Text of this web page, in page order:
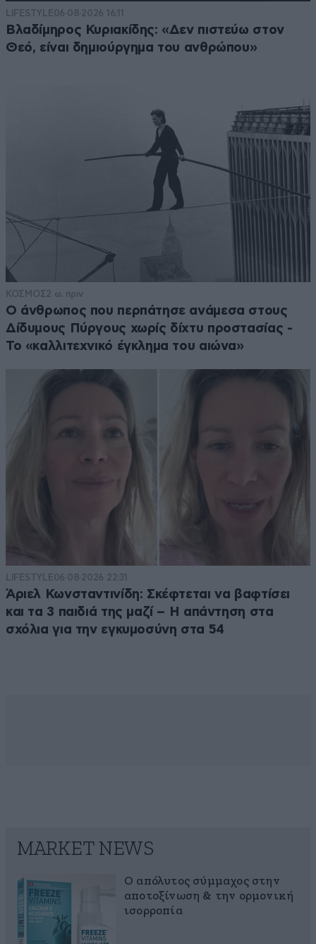
LIFESTYLE06·08·2026 16:11
Βλαδίμηρος Κυριακίδης: «Δεν πιστεύω στον
Θεό, είναι δημιούργημα του ανθρώπου»
ΚΟΣΜΟΣ2 ω. πριν
Ο άνθρωπος που περπάτησε ανάμεσα στους
Δίδυμους Πύργους χωρίς δίχτυ προστασίας -
Το «καλλιτεχνικό έγκλημα του αιώνα»
LIFESTYLE06·08·2026 22:31
Άριελ Κωνσταντινίδη: Σκέφτεται να βαφτίσει
και τα 3 παιδιά της μαζί – Η απάντηση στα
σχόλια για την εγκυμοσύνη στα 54
MARKET NEWS
Ο απόλυτος σύμμαχος στην
αποτοξίνωση & την ορμονική
ισορροπία